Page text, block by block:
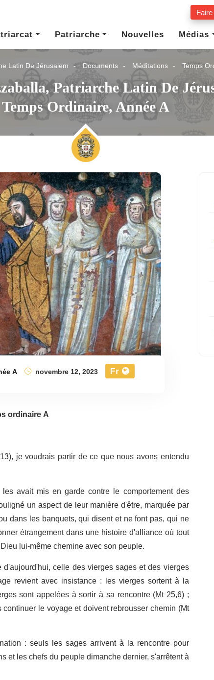
Patriarche Nouvelles Médias
Latin De Jérusalem Documents Méditations Temps
Patriarche Latin De
Temps Ordinaire, Année A
A novembre 12, 2023 Fr
ordinaire A
je voudrais partir de ce que nous avons entendu
avait mis en garde contre le comportement des
un aspect de leur manière d'être, marquée par
dans les banquets, qui disent et ne font pas, qui ne
étrangement dans une histoire d'alliance où tout
lui-même chemine avec son peuple.
celle des vierges sages et des vierges
revient avec insistance : les vierges sortent à la
sont appelées à sortir à sa rencontre (Mt 25,6) ;
le voyage et doivent rebrousser chemin (Mt
: seuls les sages arrivent à la rencontre pour
et les chefs du peuple dimanche dernier, s'arrêtent à